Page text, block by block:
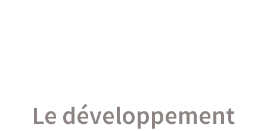
Le développement